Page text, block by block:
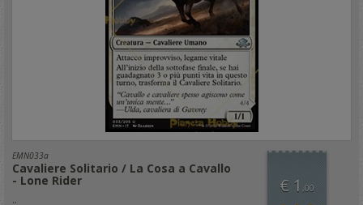
EMN033a
Cavaliere Solitario / La Cosa a Cavallo
- Lone Rider
..
€ 1 ,00